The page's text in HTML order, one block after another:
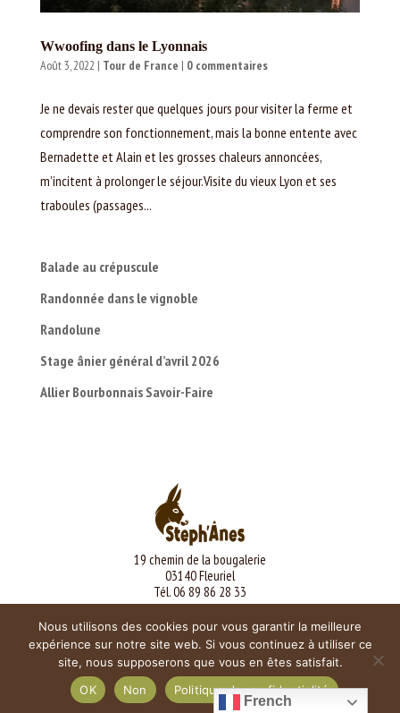
Wwoofing dans le Lyonnais
Août 3, 2022 | Tour de France | 0 commentaires
Je ne devais rester que quelques jours pour visiter la ferme et
comprendre son fonctionnement, mais la bonne entente avec
Bernadette et Alain et les grosses chaleurs annoncées,
m’incitent à prolonger le séjour.Visite du vieux Lyon et ses
traboules (passages...
Balade au crépuscule
Randonnée dans le vignoble
Randolune
Stage ânier général d’avril 2026
Allier Bourbonnais Savoir-Faire
19 chemin de la bougalerie
03140 Fleuriel
Tél. 06 89 86 28 33
French
Nous utilisons des cookies pour vous garantir la meilleure
expérience sur notre site web. Si vous continuez à utiliser ce
site, nous supposerons que vous en êtes satisfait.
OK
Non Politique de confidentialité